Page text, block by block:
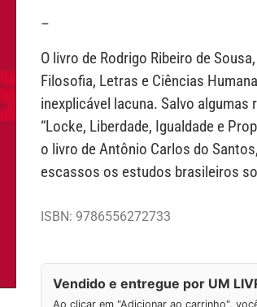
–
O livro de Rodrigo Ribeiro de
Filosofia, Letras e Ciências
inexplicável lacuna. Salvo
“Locke, Liberdade, Igualdade e
o livro de Antônio Carlos do
escassos os estudos brasileiros
ISBN: 9786556272733
Vendido e entregue por UM
Ao clicar em "Adicionar ao carrinho",